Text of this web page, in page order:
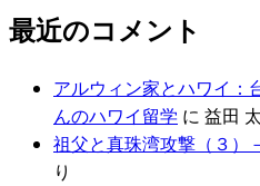
最近のコメント
アルウィン家とハワイ：
んのハワイ留学 に 益田
祖父と真珠湾攻撃（３）
り